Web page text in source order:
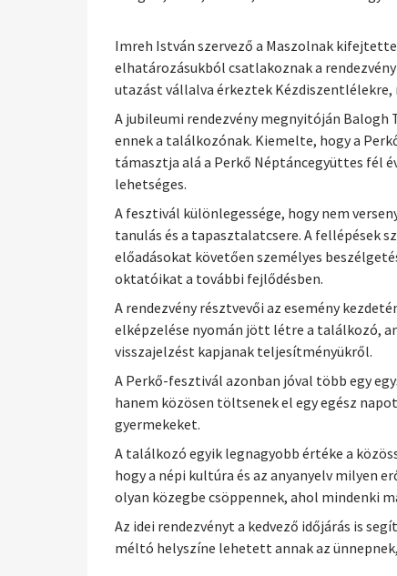
Imreh István szervező a Maszolnak
elhatározásukból csatlakoznak a
utazást vállalva érkeztek Kézdiszentlélekre,
A jubileumi rendezvény megnyitóján
ennek a találkozónak. Kiemelte, hogy a
támasztja alá a Perkő Néptáncegyüttes fél
lehetséges.
A fesztivál különlegessége, hogy nem
tanulás és a tapasztalatcsere. A fellépések
előadásokat követően személyes
oktatóikat a további fejlődésben.
A rendezvény résztvevői az esemény
elképzelése nyomán jött létre a találkozó,
visszajelzést kapjanak teljesítményükről.
A Perkő-fesztivál azonban jóval több egy
hanem közösen töltsenek el egy egész
gyermekeket.
A találkozó egyik legnagyobb értéke a
hogy a népi kultúra és az anyanyelv milyen
olyan közegbe csöppennek, ahol mindenki
Az idei rendezvényt a kedvező időjárás is
méltó helyszíne lehetett annak az